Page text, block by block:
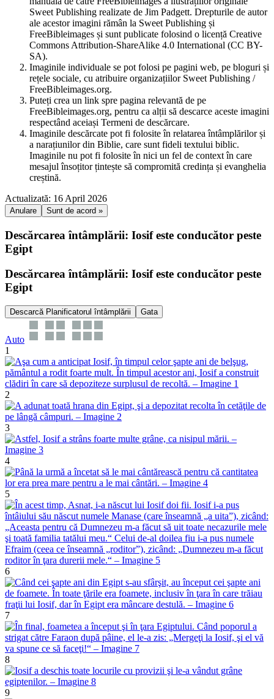
Sweet Publishing realizate de Jim Padgett. Drepturile de autor
ale acestor imagini rămân la Sweet Publishing și
FreeBibleimages și sunt publicate folosind o licență Creative
Commons Attribution-ShareAlike 4.0 International (CC BY-
SA).
Imaginile individuale se pot folosi pe pagini web, pe bloguri și
rețele sociale, cu atribuire organizațiilor Sweet Publishing /
FreeBibleimages.org.
Puteți crea un link spre pagina relevantă de pe
FreeBibleimages.org, pentru ca alții să descarce aceste imagini
respectând aceiași Termeni de descărcare.
Imaginile descărcate pot fi folosite în relatarea întâmplărilor și
a narațiunilor din Biblie, care sunt fideli textului biblic.
Imaginile nu pot fi folosite în nici un fel de context în care
mesajul însoțitor țintește să compromită credința și evanghelia
creștină.
Actualizată: 16 April 2026
Anulare Sunt de acord »
Descărcarea întâmplării: Iosif este conducător peste
Egipt
Descărcarea întâmplării: Iosif este conducător peste
Egipt
Descarcă Planificatorul întâmplării Gata
Auto
1
2
3
4
5
6
7
8
9